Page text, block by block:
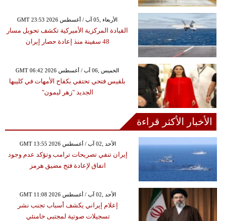
GMT 23:53 2026 الأربعاء ,05 آب / أغسطس
القيادة المركزية الأميركية تكشف تحويل مسار
48 سفينة منذ إعادة حصار إيران
GMT 06:42 2026 الخميس ,06 آب / أغسطس
بلقيس فتحي تحتفي بكفاح الأمهات في كليبها
الجديد "زهر ليمون"
الأخبار الأكثر قراءة
GMT 13:55 2026 الأحد ,02 آب / أغسطس
إيران تنفي تصريحات ترامب وتؤكد عدم وجود
اتفاق لإعادة فتح مضيق هرمز
GMT 11:08 2026 الأحد ,02 آب / أغسطس
إعلام إيراني يكشف أسباب تجنب نشر
تسجيلات صوتية لمجتبى خامنئي